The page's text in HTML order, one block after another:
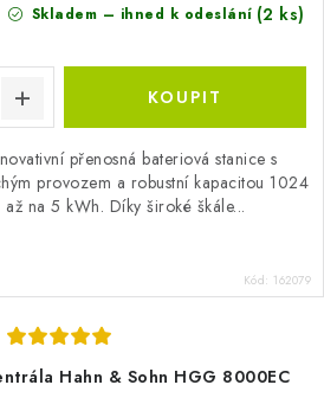
Skladem – ihned k odeslání (2 ks)
přenosná bateriová stanice s
provozem a robustní kapacitou 1024
na 5 kWh. Díky široké škále...
Kód: 162079
Hahn & Sohn HGG 8000EC